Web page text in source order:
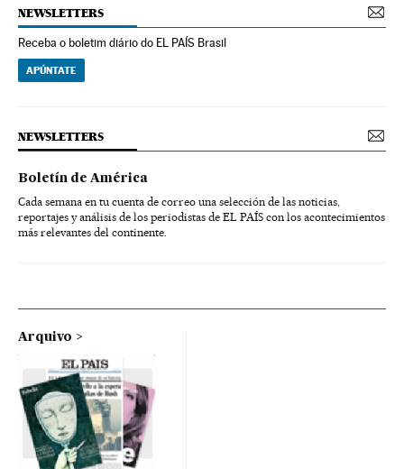
NEWSLETTERS
Receba o boletim diário do EL PAÍS Brasil
APÚNTATE
NEWSLETTERS
Boletín de América
Cada semana en tu cuenta de correo una selección de las noticias,
reportajes y análisis de los periodistas de EL PAÍS con los acontecimientos
más relevantes del continente.
Arquivo